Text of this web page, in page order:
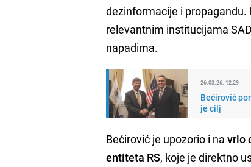
dezinformacije i
relevantnim institucijama
napadima.
26.03.26. 12:29
Bećirović
je cilj
Bećirović je upozorio i navrlo
entiteta RS, koje je direktno